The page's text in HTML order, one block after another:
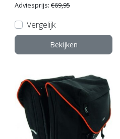
Adviesprijs: €69,95
Vergelijk
Bekijken